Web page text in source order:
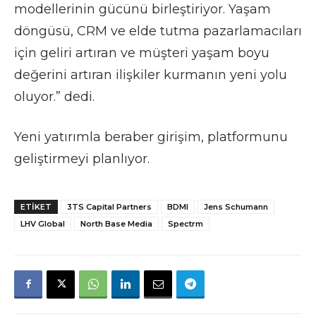
modellerinin gücünü birleştiriyor. Yaşam
döngüsü, CRM ve elde tutma pazarlamacıları
için geliri artıran ve müşteri yaşam boyu
değerini artıran ilişkiler kurmanın yeni yolu
oluyor.” dedi.
Yeni yatırımla beraber girişim, platformunu
geliştirmeyi planlıyor.
ETIKET 3TS Capital Partners BDMI
Jens Schumann
LHV Global
North Base Media Spectrm